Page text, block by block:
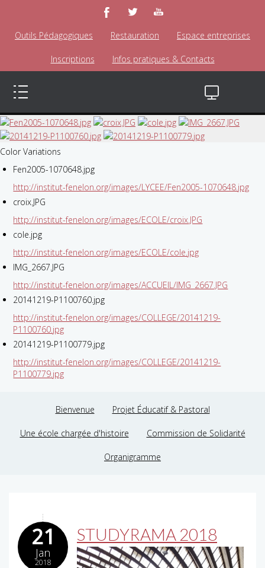
Outils Pédagogiques Restauration Espace entreprises
Inscriptions Infos pratiques & Contacts
Color Variations
Fen2005-1070648.jpg
http://institut-fenelon.org/images/LYCEE/Fen2005-1070648.jpg
croix.JPG
http://institut-fenelon.org/images/ECOLE/croix.JPG
cole.jpg
http://institut-fenelon.org/images/ECOLE/cole.jpg
IMG_2667.JPG
http://institut-fenelon.org/images/ACCUEIL/IMG_2667.JPG
20141219-P1100760.jpg
http://institut-fenelon.org/images/COLLEGE/20141219-
P1100760.jpg
20141219-P1100779.jpg
http://institut-fenelon.org/images/COLLEGE/20141219-
P1100779.jpg
Bienvenue Projet Éducatif & Pastoral
Une école chargée d'histoire Commission de Solidarité
Organigramme
21
Jan
2018
STUDYRAMA 2018